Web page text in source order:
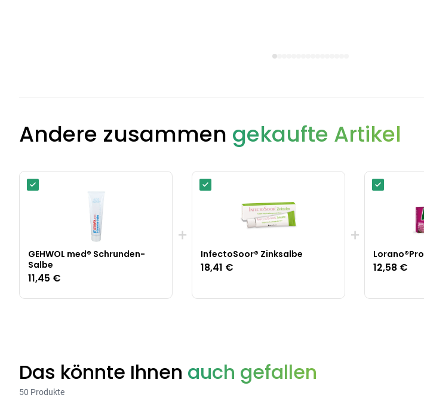
Andere zusammen gekaufte Artikel
GEHWOL med® Schrunden-
Salbe
11,45 €
+
InfectoSoor® Zinksalbe
18,41 €
+
Lorano®Pro
12,58 €
Das könnte Ihnen auch gefallen
50 Produkte